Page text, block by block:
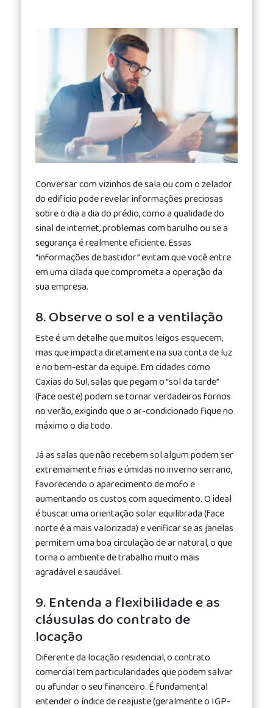
Conversar com vizinhos de sala ou com o zelador
do edifício pode revelar informações preciosas
sobre o dia a dia do prédio, como a qualidade do
sinal de internet, problemas com barulho ou se a
segurança é realmente eficiente. Essas
“informações de bastidor” evitam que você entre
em uma cilada que comprometa a operação da
sua empresa.
8. Observe o sol e a ventilação
Este é um detalhe que muitos leigos esquecem,
mas que impacta diretamente na sua conta de luz
e no bem-estar da equipe. Em cidades como
Caxias do Sul, salas que pegam o “sol da tarde”
(face oeste) podem se tornar verdadeiros fornos
no verão, exigindo que o ar-condicionado fique no
máximo o dia todo.
Já as salas que não recebem sol algum podem ser
extremamente frias e úmidas no inverno serrano,
favorecendo o aparecimento de mofo e
aumentando os custos com aquecimento. O ideal
é buscar uma orientação solar equilibrada (face
norte é a mais valorizada) e verificar se as janelas
permitem uma boa circulação de ar natural, o que
torna o ambiente de trabalho muito mais
agradável e saudável.
9. Entenda a flexibilidade e as
cláusulas do contrato de
locação
Diferente da locação residencial, o contrato
comercial tem particularidades que podem salvar
ou afundar o seu financeiro. É fundamental
entender o índice de reajuste (geralmente o IGP-